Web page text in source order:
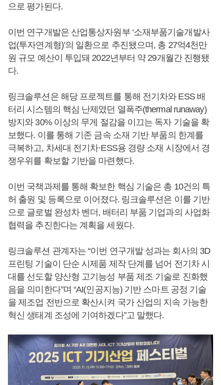
으로 평가된다.
이번 연구개발은 산업통상자원부 ‘소재부품기술개발사
업(투자연계형)’의 일환으로 추진됐으며, 총 27억4천만
원 규모 예산이 투입돼 2022년부터 약 29개월간 진행됐
다.
링크솔루션은 해당 프로젝트를 통해 전기차와 ESS 배
터리 시스템의 핵심 난제였던 열폭주(thermal runaway)
방지와 30% 이상의 무게 절감을 이끄는 독자 기술을 확
보했다. 이를 통해 기존 금속 소재 기반 부품의 한계를
극복하고, 차세대 전기차·ESS용 경량 소재 시장에서 경
쟁우위를 확보할 기반을 마련했다.
이번 국책과제를 통해 확보한 핵심 기술은 총 10건의 특
허 출원 및 등록으로 이어졌다. 링크솔루션은 이를 기반
으로 글로벌 완성차 벤더, 배터리 부품 기업과의 사업화
협력을 추진한다는 계획을 세웠다.
링크솔루션 관계자는 “이번 연구개발 성과는 회사의 3D
프린팅 기술이 단순 시제품 제작 단계를 넘어 전기차 시
대를 선도할 양산형 고기능성 부품 제조 기술로 진화했
음을 의미한다”며 “AI(인공지능) 기반 스마트 공정 기술
을 제조업 전반으로 확산시켜 국가 산업의 지속 가능한
혁신 생태계 조성에 기여하겠다”고 말했다.